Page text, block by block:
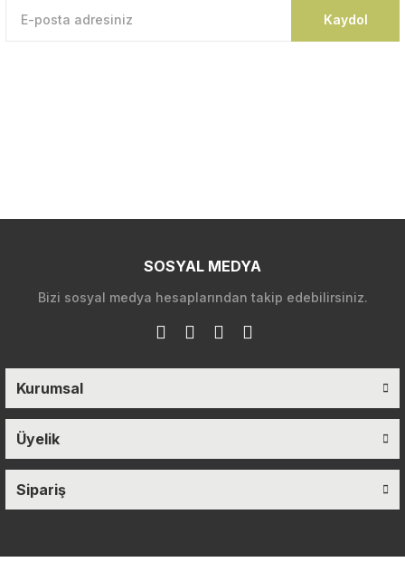
Kaydol
SOSYAL MEDYA
Bizi sosyal medya hesaplarından takip edebilirsiniz.
Kurumsal
Üyelik
Sipariş